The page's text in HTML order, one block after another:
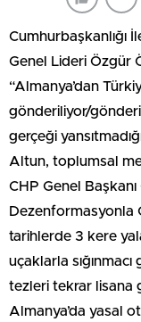
Cumhurbaşkanlığı
Genel Lideri Özgür
“Almanya’dan
gönderiliyor/
gerçeği
Altun, toplumsal
CHP Genel
Dezenformasyonla
tarihlerde 3 kere
uçaklarla
tezleri tekrar lisana
Almanya’da yasal